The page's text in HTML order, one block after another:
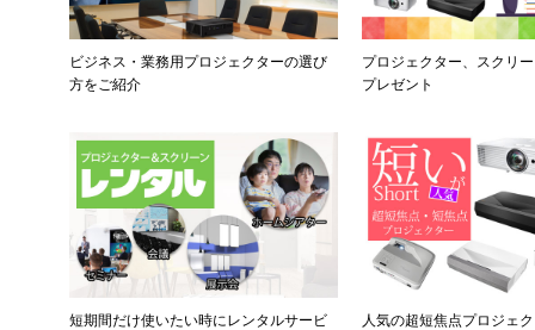
ビジネス・業務用プロジェクターの選び
方をご紹介
プロジェクター、スクリ
プレゼント
短期間だけ使いたい時にレンタルサービ
人気の超短焦点プロジェ